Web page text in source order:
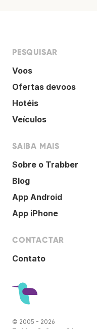
PESQUISAR
Voos
Ofertas devoos
Hotéis
Veículos
SAIBA MAIS
Sobre o Trabber
Blog
App Android
App iPhone
CONTACTAR
Contato
© 2005 - 2026